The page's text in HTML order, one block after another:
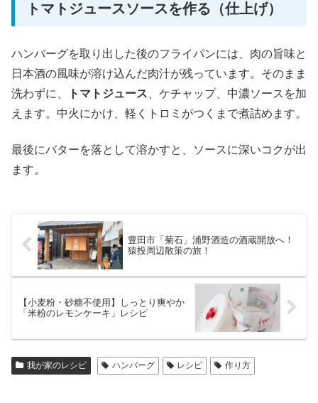
トマトジュースソースを作る（仕上げ）
ハンバーグを取り出した後のフライパンには、肉の旨味と
日本酒の風味が溶け込んだ肉汁が残っています。そのまま
洗わずに、
トマトジュース、ケチャップ、中濃ソースを加
えます。中火にかけ、軽くトロミがつくまで煮詰めます。
最後にバターを落として溶かすと、ソースに深いコクが出
ます。
豊田市「菊石」浦野酒造の酒蔵開放へ！
猿投周辺散策の旅！
【小麦粉・砂糖不使用】しっとり爽やか
「米粉のレモンケーキ」レシピ
我が家のレシピ ハンバーグ レシピ 作り方